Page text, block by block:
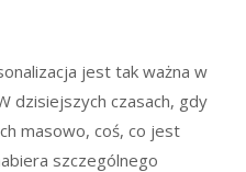
jest tak ważna w
dzisiejszych czasach, gdy
masowo, coś, co jest
szczególnego